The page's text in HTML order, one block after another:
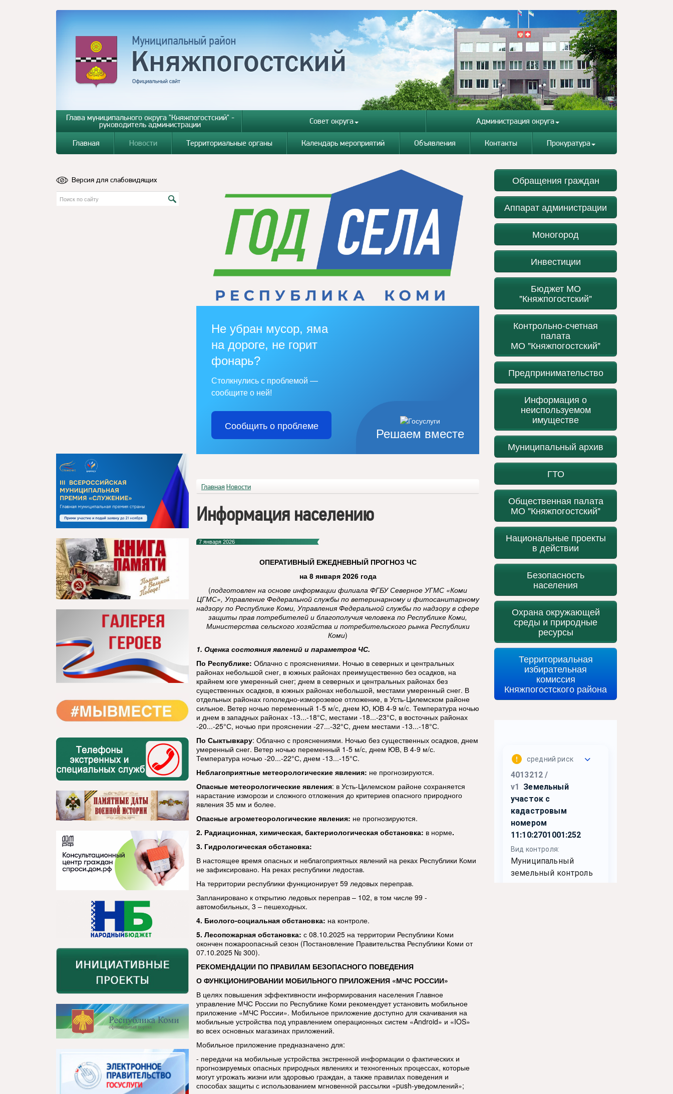
Глава муниципального округа "Княжпогостский" -
руководитель администрации Совет округа Администрация округа
Главная Новости Территориальные органы Календарь мероприятий Объявления Контакты Прокуратура
Версия для слабовидящих
Решаем вместе
Не убран мусор, яма
на дороге, не горит
фонарь?
Столкнулись с проблемой —
сообщите о ней!
Сообщить о проблеме
Главная Новости
Информация населению
7 января 2026
ОПЕРАТИВНЫЙ ЕЖЕДНЕВНЫЙ ПРОГНОЗ ЧС
на 8 января 2026 года
(подготовлен на основе информации филиала ФГБУ Северное УГМС «Коми
ЦГМС», Управление Федеральной службы по ветеринарному и фитосанитарному
надзору по Республике Коми, Управления Федеральной службы по надзору в сфере
защиты прав потребителей и благополучия человека по Республике Коми,
Министерства сельского хозяйства и потребительского рынка Республики
Коми)
1. Оценка состояния явлений и параметров ЧС.
По Республике: Облачно с прояснениями. Ночью в северных и центральных
районах небольшой снег, в южных районах преимущественно без осадков, на
крайнем юге умеренный снег; днем в северных и центральных районах без
существенных осадков, в южных районах небольшой, местами умеренный снег. В
отдельных районах гололедно-изморозевое отложение, в Усть-Цилемском районе
сильное. Ветер ночью переменный 1-5 м/с, днем Ю, ЮВ 4-9 м/с. Температура ночью
и днем в западных районах -13...-18°С, местами -18...-23°С, в восточных районах
-20...-25°С, ночью при прояснении -27...-32°С, днем местами -13...-18°С.
По Сыктывкару: Облачно с прояснениями. Ночью без существенных осадков, днем
умеренный снег. Ветер ночью переменный 1-5 м/с, днем ЮВ, В 4-9 м/с.
Температура ночью -20...-22°С, днем -13...-15°С.
Неблагоприятные метеорологические явления: не прогнозируются.
Опасные метеорологические явления: в Усть-Цилемском районе сохраняется
нарастание изморози и сложного отложения до критериев опасного природного
явления 35 мм и более.
Опасные агрометеорологические явления: не прогнозируются.
2. Радиационная, химическая, бактериологическая обстановка: в норме.
3. Гидрологическая обстановка:
В настоящее время опасных и неблагоприятных явлений на реках Республики Коми
не зафиксировано. На реках республики ледостав.
На территории республики функционирует 59 ледовых переправ.
Запланировано к открытию ледовых переправ – 102, в том числе 99 -
автомобильных, 3 – пешеходных.
4. Биолого-социальная обстановка: на контроле.
5. Лесопожарная обстановка: с 08.10.2025 на территории Республики Коми
окончен пожароопасный сезон (Постановление Правительства Республики Коми от
07.10.2025 № 300).
РЕКОМЕНДАЦИИ ПО ПРАВИЛАМ БЕЗОПАСНОГО ПОВЕДЕНИЯ
О ФУНКЦИОНИРОВАНИИ МОБИЛЬНОГО ПРИЛОЖЕНИЯ «МЧС РОССИИ»
В целях повышения эффективности информирования населения Главное
управление МЧС России по Республике Коми рекомендует установить мобильное
приложение «МЧС России». Мобильное приложение доступно для скачивания на
мобильные устройства под управлением операционных систем «Android» и «IOS»
во всех основных магазинах приложений.
Мобильное приложение предназначено для:
- передачи на мобильные устройства экстренной информации о фактических и
прогнозируемых опасных природных явлениях и техногенных процессах, которые
могут угрожать жизни или здоровью граждан, а также правилах поведения и
способах защиты с использованием мгновенной рассылки «push-уведомлений»;
Обращения граждан
Аппарат администрации
Моногород
Инвестиции
Бюджет МО
"Княжпогостский"
Контрольно-счетная
палата
МО "Княжпогостский"
Предпринимательство
Информация о
неиспользуемом
имуществе
Муниципальный архив
ГТО
Общественная палата
МО "Княжпогостский"
Национальные проекты
в действии
Безопасность
населения
Охрана окружающей
среды и природные
ресурсы
Территориальная
избирательная
комиссия
Княжпогостского района